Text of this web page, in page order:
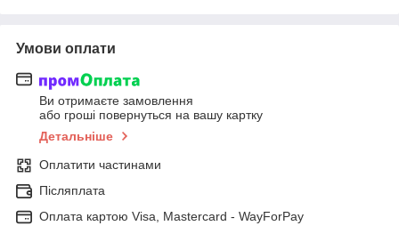
Умови оплати
Ви отримаєте замовлення
або гроші повернуться на вашу картку
Детальніше
Оплатити частинами
Післяплата
Оплата картою Visa, Mastercard - WayForPay